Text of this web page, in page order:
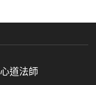
心道法師